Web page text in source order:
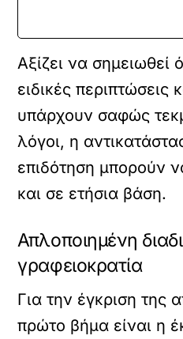
Αξίζει να σημειωθεί
ειδικές περιπτώσεις
υπάρχουν σαφώς
λόγοι, η
επιδότηση μπορούν
και σε ετήσια βάση.
Απλοποιημένη
γραφειοκρατία
Για την έγκριση της
πρώτο βήμα είναι η